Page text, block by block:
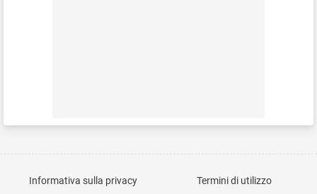
Informativa sulla privacy Termini di utilizzo